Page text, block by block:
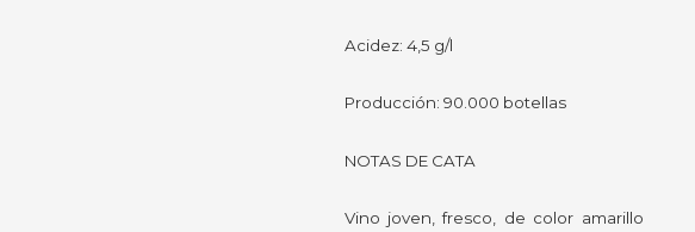
Acidez: 4,5 g/l
Producción: 90.000 botellas
NOTAS DE CATA
Vino joven, fresco, de color amarillo